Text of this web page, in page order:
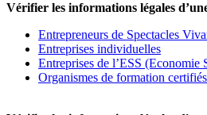
Vérifier les informations légales
Entrepreneurs de Spectacles
Entreprises individuelles
Entreprises de l’ESS (Economie
Organismes de formation